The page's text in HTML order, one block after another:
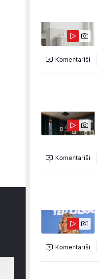
Komentariši
Komentariši
Komentariši